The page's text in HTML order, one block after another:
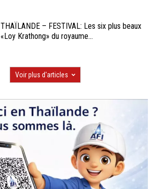
THAÏLANDE – FESTIVAL: Les six plus beaux
«Loy Krathong» du royaume...
Voir plus d'articles